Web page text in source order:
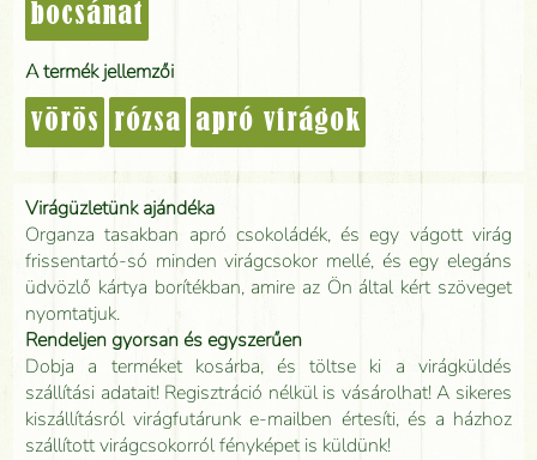
bocsánat
A termék jellemzői
vörös rózsa apró virágok
Virágüzletünk ajándéka
Organza tasakban apró csokoládék, és egy vágott virág
frissentartó-só minden virágcsokor mellé, és egy elegáns
üdvözlő kártya borítékban, amire az Ön által kért szöveget
nyomtatjuk.
Rendeljen gyorsan és egyszerűen
Dobja a terméket kosárba, és töltse ki a virágküldés
szállítási adatait! Regisztráció nélkül is vásárolhat! A sikeres
kiszállításról virágfutárunk e-mailben értesíti, és a házhoz
szállított virágcsokorról fényképet is küldünk!